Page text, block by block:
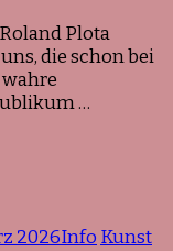
Plota
die schon bei
…
2026Info Kunst